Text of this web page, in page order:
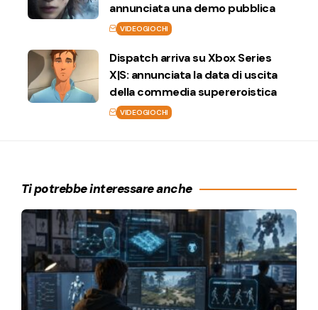
annunciata una demo pubblica
VIDEOGIOCHI
Dispatch arriva su Xbox Series
X|S: annunciata la data di uscita
della commedia supereroistica
VIDEOGIOCHI
Ti potrebbe interessare anche